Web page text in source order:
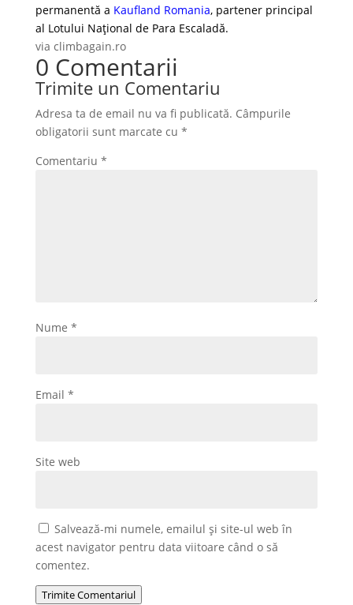
permanentă a Kaufland Romania, partener principal
al Lotului Național de Para Escaladă.
via climbagain.ro
0 Comentarii
Trimite un Comentariu
Adresa ta de email nu va fi publicată. Câmpurile
obligatorii sunt marcate cu *
Comentariu *
Nume *
Email *
Site web
Salvează-mi numele, emailul și site-ul web în
acest navigator pentru data viitoare când o să
comentez.
Trimite Comentariul